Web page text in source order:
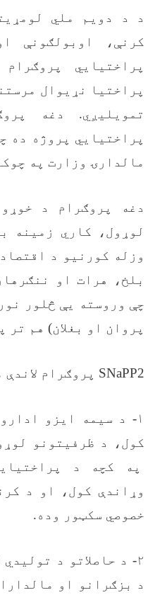
د د دويم ملي
کرنې، اوبولګونې
پراختیايي
پراختیا نړیوال
تمویلیږي. دغه
پراختیايي پروژه ده
مالدارۍ وزارت په
دغه پروګرام د
لوړول، کاري زمینه
وزله کورنیو د
بلخ، هرات او
چې وروسته يې څلور
پروان او بغلان) هم تر
SNaPP2 پروګرام
۱- د سیمه ایزو
کول، د ظرفیتونو
په کچه د
وړاندې کول، او د
خصوصي سکټور وده.
۲- د حاصلاتو د
د بزګرانو او